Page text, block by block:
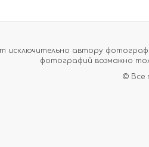
автору
фотографий возможно
© Все